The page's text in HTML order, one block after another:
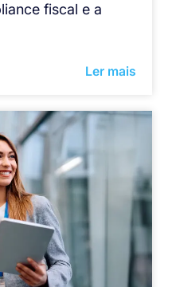
fiscal e a
Ler mais